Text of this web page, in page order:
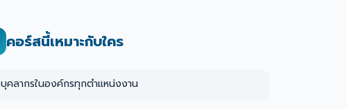
คอร์สนี้เหมาะกับใคร
บุคลากรในองค์กรทุกตำแหน่งงาน